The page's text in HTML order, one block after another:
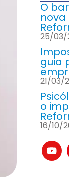
O
25/03/
guia
21/03/
o
16/10/